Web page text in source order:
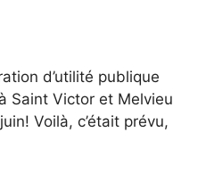
d’utilité publique
Saint Victor et Melvieu
Voilà, c’était prévu,